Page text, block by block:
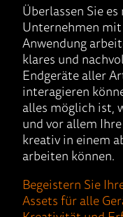
Überlassen Sie
Unternehmen
Anwendung
klares und
Endgeräte aller
interagieren
alles möglich ist,
und vor allem
kreativ in einem
arbeiten können.
Begeistern Sie
Assets für alle